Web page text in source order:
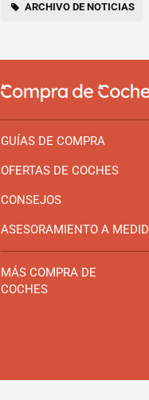
ARCHIVO DE NOTICIAS
GUÍAS DE COMPRA
OFERTAS DE COCHES
CONSEJOS
ASESORAMIENTO A
MÁS COMPRA DE
COCHES